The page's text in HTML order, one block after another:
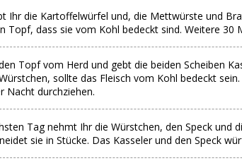
Ihr die Kartoffelwürfel und, die Mettwürste und
Topf, dass sie vom Kohl bedeckt sind. Weitere 30
Topf vom Herd und gebt die beiden Scheiben
sollte das Fleisch vom Kohl bedeckt
Nacht durchziehen.
Tag nehmt Ihr die Würstchen, den Speck und
sie in Stücke. Das Kasseler und den Speck